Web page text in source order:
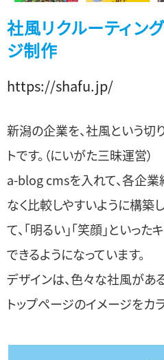
社風リクルーティ
ジ制作
https://shafu.jp/
新潟の企業を、社風という切
トです。（にいがた三昧運営）
a-blog cmsを入れて、各企
なく比較しやすいように構築
て、「明るい」「笑顔」といっ
できるようになっています。
デザインは、色々な社風があ
トップページのイメージをカ